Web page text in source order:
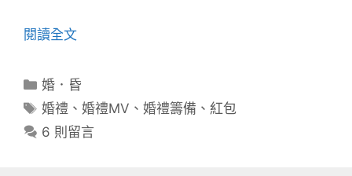
閱讀全文
分
類
婚．昏
標
籤
婚禮 、婚禮MV 、婚禮籌備 、 紅包
6 則留言